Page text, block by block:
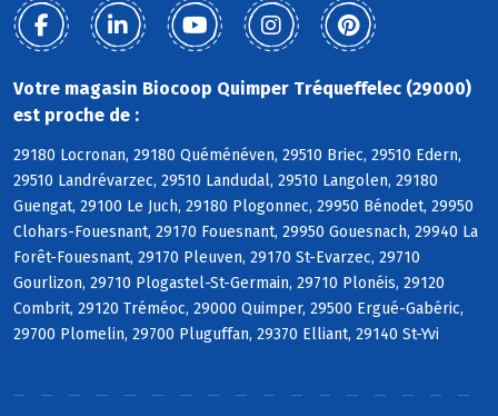
Votre magasin Biocoop Quimper Tréqueffelec (29000)
est proche de :
29180 Locronan, 29180 Quéménéven, 29510 Briec, 29510 Edern,
29510 Landrévarzec, 29510 Landudal, 29510 Langolen, 29180
Guengat, 29100 Le Juch, 29180 Plogonnec, 29950 Bénodet, 29950
Clohars-Fouesnant, 29170 Fouesnant, 29950 Gouesnach, 29940 La
Forêt-Fouesnant, 29170 Pleuven, 29170 St-Evarzec, 29710
Gourlizon, 29710 Plogastel-St-Germain, 29710 Plonéis, 29120
Combrit, 29120 Tréméoc, 29000 Quimper, 29500 Ergué-Gabéric,
29700 Plomelin, 29700 Pluguffan, 29370 Elliant, 29140 St-Yvi